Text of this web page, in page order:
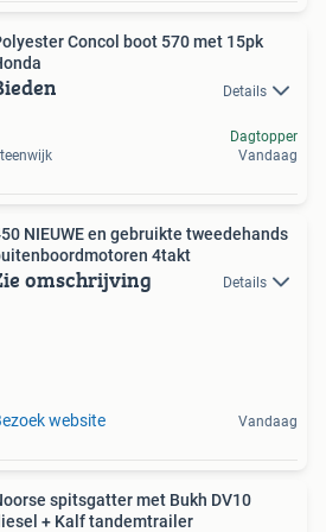
Concol boot 570 met 15pk
Details
Dagtopper
Vandaag
NIEUWE en gebruikte tweedehands
4takt
omschrijving Details
website Vandaag
spitsgatter met Bukh DV10
+ Kalf tandemtrailer